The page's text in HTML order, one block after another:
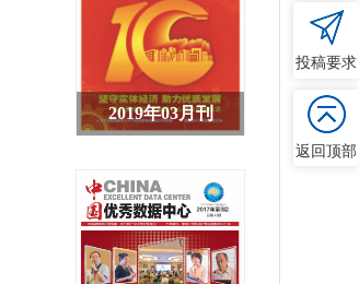
2019年03月刊
投稿要求
返回顶部